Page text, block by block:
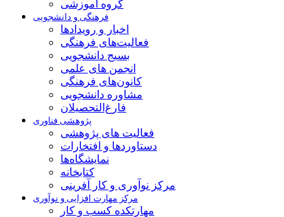
گروه آموزشی
فرهنگی و دانشجویی
اخبار و رویدادها
فعالیت‌های فرهنگی
بسیج دانشجویی
انجمن های علمی
کانون‌های فرهنگی
مشاوره دانشجویی
فارغ‌التحصیلان
پژوهشی فناوری
فعالیت های پژوهشی
دستاوردها و افتخارات
نمایشگاه‌ها
کتابخانه
مرکز نوآوری و کار آفرینی
مرکز مهارت افزایی و نوآوری
مهارتکده کسب و کار